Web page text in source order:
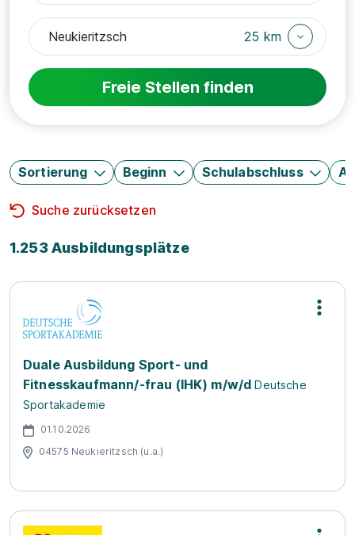
25 km
Freie Stellen finden
Sortierung Beginn Schulabschluss
Suche zurücksetzen
1.253 Ausbildungsplätze
Duale Ausbildung Sport- und
Fitnesskaufmann/-frau (IHK) m/w/d Deutsche
Sportakademie
01.10.2026
04575 Neukieritzsch (u.a.)